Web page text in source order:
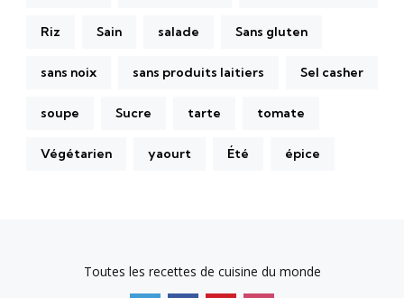
Riz Sain salade Sans gluten
sans noix sans produits laitiers Sel casher
soupe Sucre tarte tomate
Végétarien yaourt Été épice
Toutes les recettes de cuisine du monde